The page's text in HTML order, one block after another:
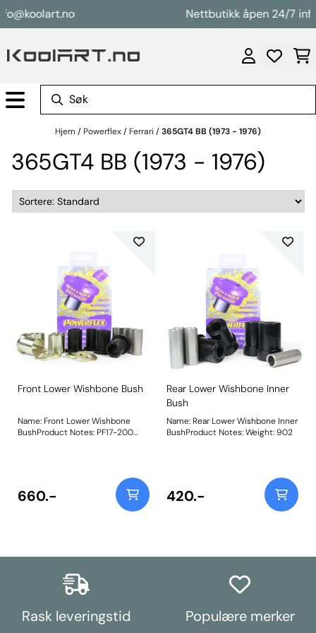
Hopp til innhold Nettbutikk åpen 24/7
Hjem / Powerflex/ Ferrari /365GT4 BB (1973 - 1976)
365GT4 BB (1973 - 1976)
Front Lower Wishbone Bush
Name: Front Lower Wishbone
BushProduct Notes: PF17-200
with plated machined outer shell,
stainless inner sleeve, and
supporting washers, providing a
premium engineered, high-
660.-
Rear Lower Wishbone Inner
Bush
Name: Rear Lower Wishbone Inner
BushProduct Notes: Weight: 902
420.-
Rask leveringstid Populære merker